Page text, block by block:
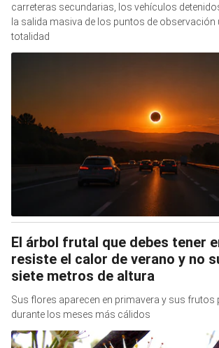
carreteras secundarias, los vehículos
la salida masiva de los puntos de observación
totalidad
El árbol frutal que debes tener
resiste el calor de verano y no
siete metros de altura
Sus flores aparecen en primavera y sus frutos
durante los meses más cálidos